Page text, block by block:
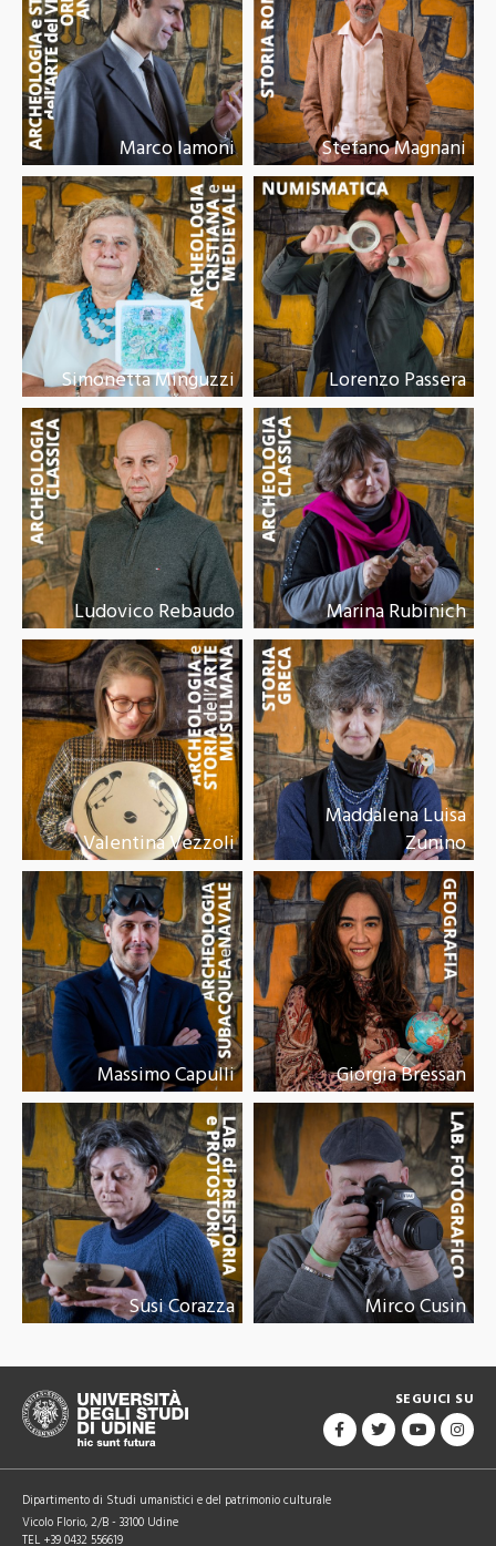
Marco Iamoni Stefano Magnani
Simonetta Minguzzi Lorenzo Passera
Ludovico Rebaudo Marina Rubinich
Valentina Vezzoli
Maddalena Luisa
Zunino
Massimo Capulli Giorgia Bressan
Susi Corazza Mirco Cusin
SEGUICI SU
Dipartimento di Studi umanistici e del patrimonio culturale
Vicolo Florio, 2/B - 33100 Udine
TEL +39 0432 556619